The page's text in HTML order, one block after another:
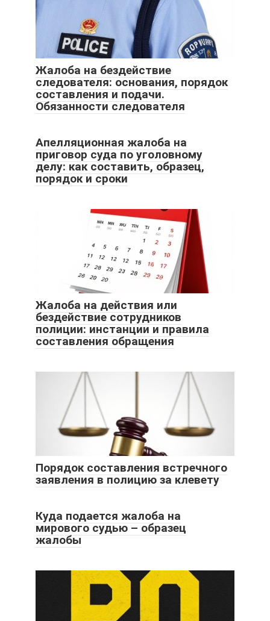
Жалоба на бездействие
следователя: основания, порядок
составления и подачи.
Обязанности следователя
Апелляционная жалоба на
приговор суда по уголовному
делу: как составить, образец,
порядок и сроки
Жалоба на действия или
бездействие сотрудников
полиции: инстанции и правила
составления обращения
Порядок составления встречного
заявления в полицию за клевету
Куда подается жалоба на
мирового судью – образец
жалобы